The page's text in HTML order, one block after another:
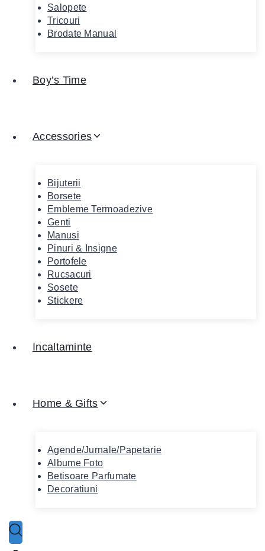
Salopete
Tricouri
Brodate Manual
Boy’s Time
Accessories
Bijuterii
Borsete
Embleme Termoadezive
Genti
Manusi
Pinuri & Insigne
Portofele
Rucsacuri
Sosete
Stickere
Incaltaminte
Home & Gifts
Agende/Jurnale/Papetarie
Albume Foto
Betisoare Parfumate
Decoratiuni